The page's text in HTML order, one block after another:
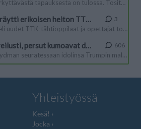
Yhteistyössä
Kesä!
Jocka